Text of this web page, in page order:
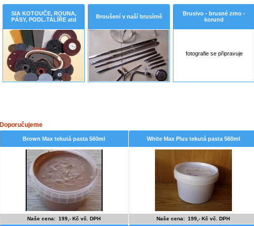
SIA KOTOUČE, ROUNA,
PÁSY, PODL.TALÍŘE atd
Broušení v naší brusírně
Brusivo - brusné zrno -
korund
fotografie se připravuje
Doporučujeme
Brown Max tekutá pasta 560ml
Naše cena: 199,- Kč vč. DPH
White Max Plus tekutá pasta 560ml
Naše cena: 199,- Kč vč. DPH